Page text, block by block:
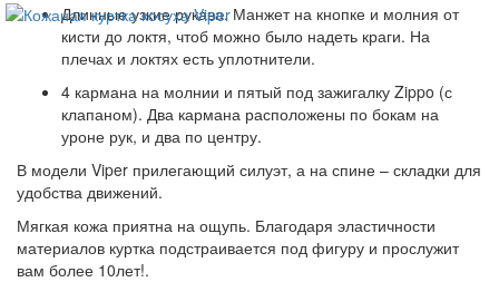
Длинные узкие рукава. Манжет на кнопке и молния от
кисти до локтя, чтоб можно было надеть краги. На
плечах и локтях есть уплотнители.
4 кармана на молнии и пятый под зажигалку Zippo (с
клапаном). Два кармана расположены по бокам на
уроне рук, и два по центру.
В модели Viper прилегающий силуэт, а на спине – складки для
удобства движений.
Мягкая кожа приятна на ощупь. Благодаря эластичности
материалов куртка подстраивается под фигуру и прослужит
вам более 10лет!.